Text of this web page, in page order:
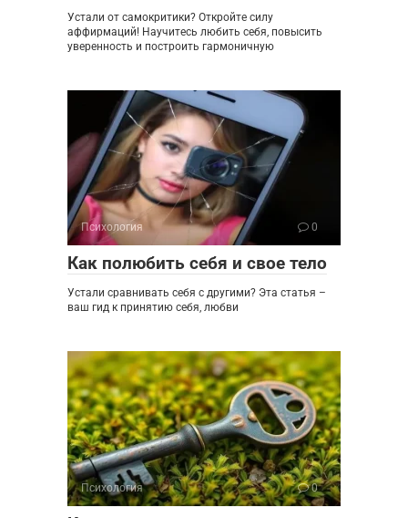
Устали от самокритики? Откройте силу
аффирмаций! Научитесь любить себя, повысить
уверенность и построить гармоничную
Психология 0
Как полюбить себя и свое тело
Устали сравнивать себя с другими? Эта статья –
ваш гид к принятию себя, любви
Психология 0